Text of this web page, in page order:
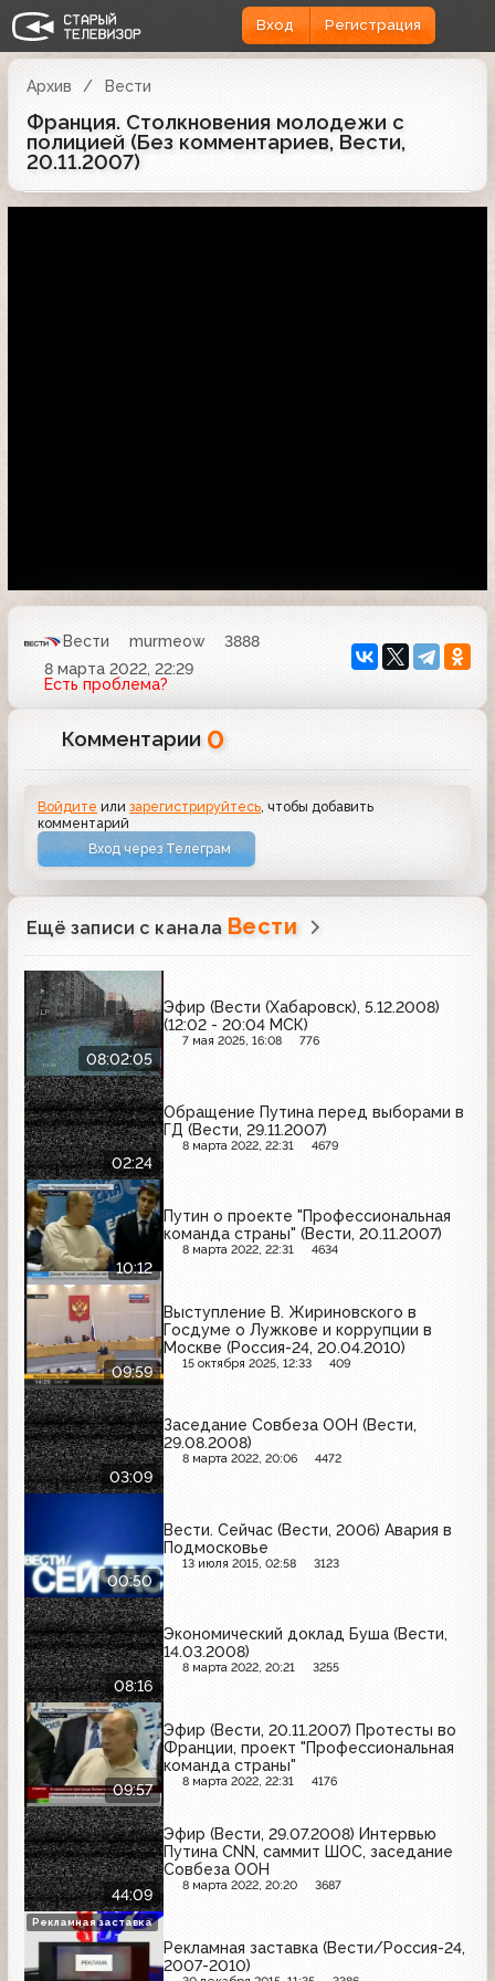
Вход Регистрация
Архив Вести
Франция. Столкновения молодежи с
полицией (Без комментариев, Вести,
20.11.2007)
Вести murmeow
3888
8 марта 2022, 22:29
Есть проблема?
Комментарии 0
Войдите илизарегистрируйтесь , чтобы добавить
комментарий
Вход через Телеграм
Ещё записи с канала Вести
08:02:05
Эфир (Вести (Хабаровск), 5.12.2008)
(12:02 - 20:04 МСК)
7 мая 2025, 16:08 776
02:24
Обращение Путина перед выборами в
ГД (Вести, 29.11.2007)
8 марта 2022, 22:31 4679
10:12
Путин о проекте "Профессиональная
команда страны" (Вести, 20.11.2007)
8 марта 2022, 22:31 4634
09:59
Выступление В. Жириновского в
Госдуме о Лужкове и коррупции в
Москве (Россия-24, 20.04.2010)
15 октября 2025, 12:33 409
03:09
Заседание Совбеза ООН (Вести,
29.08.2008)
8 марта 2022, 20:06 4472
00:50
Вести. Сейчас (Вести, 2006) Авария в
Подмосковье
13 июля 2015, 02:58 3123
08:16
Экономический доклад Буша (Вести,
14.03.2008)
8 марта 2022, 20:21 3255
09:57
Эфир (Вести, 20.11.2007) Протесты во
Франции, проект "Профессиональная
команда страны"
8 марта 2022, 22:31 4176
44:09
Эфир (Вести, 29.07.2008) Интервью
Путина CNN, саммит ШОС, заседание
Совбеза ООН
8 марта 2022, 20:20 3687
Рекламная заставка (Вести/Россия-24,
2007-2010)
Рекламная заставка